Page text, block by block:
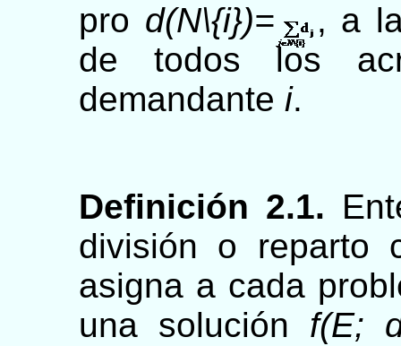
pro d(N\{i})=
, a
de todos los
demandante i.
Definición 2.1.
división o reparto
asigna a cada
una solución f(E;